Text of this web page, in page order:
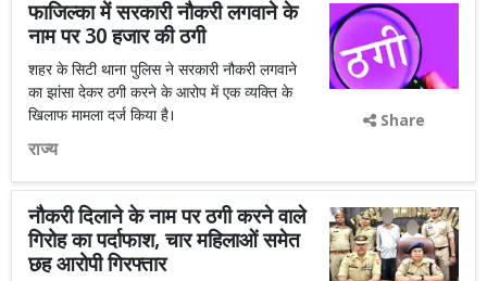
फाजिल्का में सरकारी नौकरी लगवाने के
नाम पर 30 हजार की ठगी
शहर के सिटी थाना पुलिस ने सरकारी नौकरी लगवाने
का झांसा देकर ठगी करने के आरोप में एक व्यक्ति के
खिलाफ मामला दर्ज किया है।
राज्य
Share
नौकरी दिलाने के नाम पर ठगी करने वाले
गिरोह का पर्दाफाश, चार महिलाओं समेत
छह आरोपी गिरफ्तार